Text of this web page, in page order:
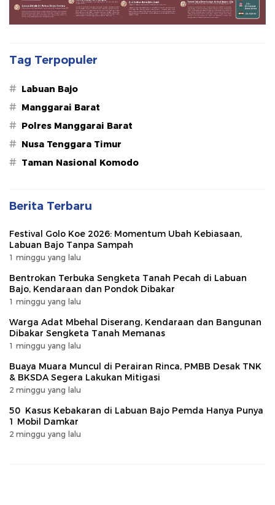
Tag Terpopuler
# Labuan Bajo
# Manggarai Barat
# Polres Manggarai Barat
# Nusa Tenggara Timur
# Taman Nasional Komodo
Berita Terbaru
Festival Golo Koe 2026: Momentum Ubah Kebiasaan,
Labuan Bajo Tanpa Sampah
1 minggu yang lalu
Bentrokan Terbuka Sengketa Tanah Pecah di Labuan
Bajo, Kendaraan dan Pondok Dibakar
1 minggu yang lalu
Warga Adat Mbehal Diserang, Kendaraan dan Bangunan
Dibakar Sengketa Tanah Memanas
1 minggu yang lalu
Buaya Muara Muncul di Perairan Rinca, PMBB Desak TNK
& BKSDA Segera Lakukan Mitigasi
2 minggu yang lalu
50 Kasus Kebakaran di Labuan Bajo Pemda Hanya Punya
1 Mobil Damkar
2 minggu yang lalu